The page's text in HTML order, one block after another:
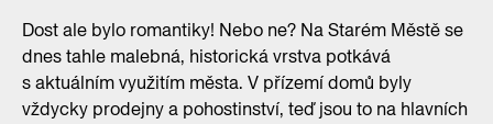
Dost ale bylo romantiky! Nebo ne? Na Starém Městě se
dnes tahle malebná, historická vrstva potkává
s aktuálním využitím města. V přízemí domů byly
vždycky prodejny a pohostinství, teď jsou to na hlavních